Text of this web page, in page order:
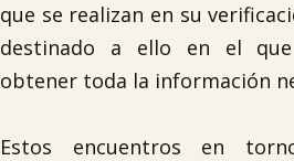
que se realizan en su
destinado a ello en el
obtener toda la información
Estos encuentros en